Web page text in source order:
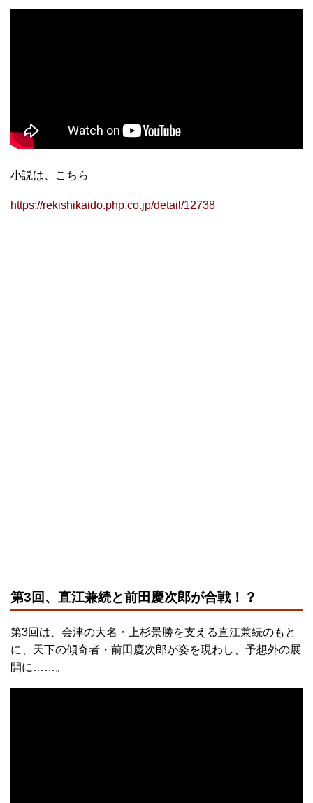
小説は、こちら
https://rekishikaido.php.co.jp/detail/12738
第3回、直江兼続と前田慶次郎が合戦！？
第3回は、会津の大名・上杉景勝を支える直江兼続のもと
に、天下の傾奇者・前田慶次郎が姿を現わし、予想外の展
開に……。